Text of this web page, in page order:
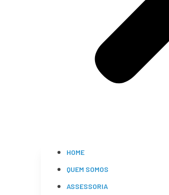
HOME
QUEM SOMOS
ASSESSORIA